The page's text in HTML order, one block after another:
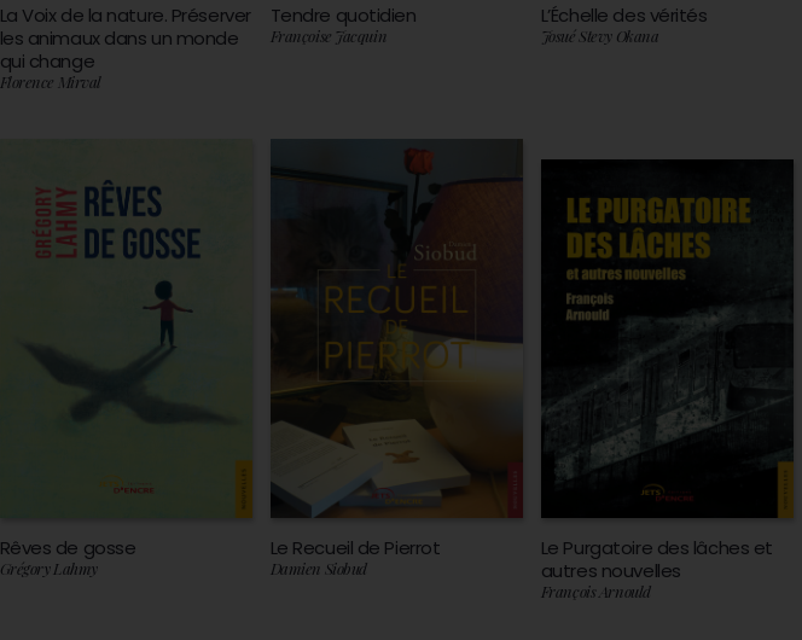
La Voix de la nature. Préserver
les animaux dans un monde
qui change
Florence Mirval
Tendre quotidien
Françoise Jacquin
L’Échelle des vérités
Josué Stevy Okana
Rêves de gosse
Grégory Lahmy
Le Recueil de Pierrot
Damien Siobud
Le Purgatoire des lâches et
autres nouvelles
François Arnould